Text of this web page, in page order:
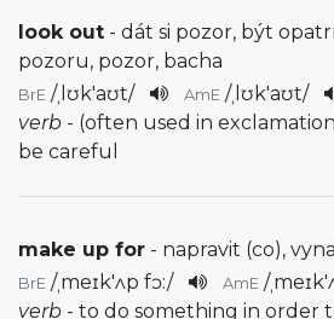
look out - dát si pozor, být
pozoru, pozor, bacha
BrE /ˌlʊk'aʊt/ AmE /ˌlʊk'aʊt/
verb - (often used in
be careful
make up for - napravit (co),
BrE /ˌmeɪk'ʌp fɔ:/ AmE /
verb - to do something in order